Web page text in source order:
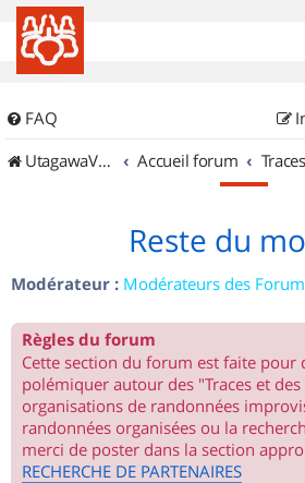
FAQ
UtagawaVTT (Randos VTT et VTTAE avec traces GPS)
Accueil forum
Reste du
Modérateur : Modérateurs des
Règles du forum
Cette section du forum est faite pour
polémiquer autour des "Traces et
organisations de randonnées
randonnées organisées ou la
merci de poster dans la section
RECHERCHE DE PARTENAIRES